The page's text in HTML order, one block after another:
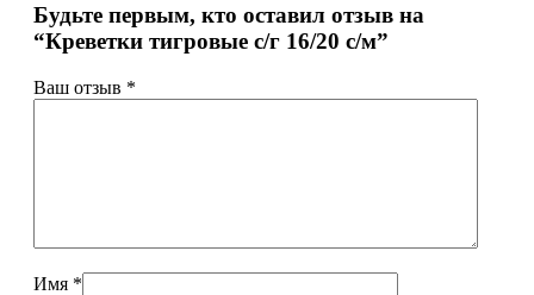
Будьте первым, кто оставил отзыв на
“Креветки тигровые с/г 16/20 с/м”
Ваш отзыв *
Имя *